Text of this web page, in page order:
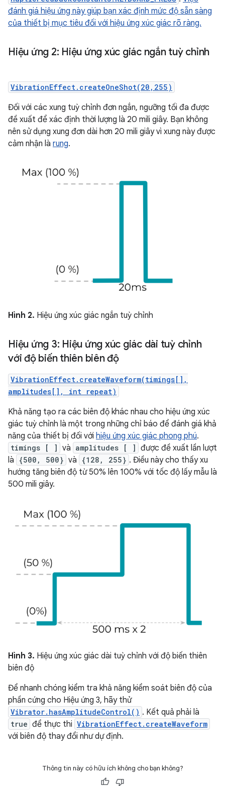
đánh giá hiệu ứng này giúp bạn xác định mức độ sẵn sàng
của thiết bị mục tiêu đối với hiệu ứng xúc giác rõ ràng.
Hiệu ứng 2: Hiệu ứng xúc giác ngắn tuỳ chỉnh
VibrationEffect.createOneShot(20,255)
Đối với các xung tuỳ chỉnh đơn ngắn, ngưỡng tối đa được
đề xuất để xác định thời lượng là 20 mili giây. Bạn không
nên sử dụng xung đơn dài hơn 20 mili giây vì xung này được
cảm nhận là rung.
Hình 2. Hiệu ứng xúc giác ngắn tuỳ chỉnh
Hiệu ứng 3: Hiệu ứng xúc giác dài tuỳ chỉnh
với độ biến thiên biên độ
VibrationEffect.createWaveform(timings[],
amplitudes[], int repeat)
Khả năng tạo ra các biên độ khác nhau cho hiệu ứng xúc
giác tuỳ chỉnh là một trong những chỉ báo để đánh giá khả
năng của thiết bị đối với hiệu ứng xúc giác phong phú.
timings [ ] và amplitudes [ ] được đề xuất lần lượt
là
{500, 500} và {128, 255} . Điều này cho thấy xu
hướng tăng biên độ từ 50% lên 100% với tốc độ lấy mẫu là
500 mili giây.
Hình 3. Hiệu ứng xúc giác dài tuỳ chỉnh với độ biến thiên
biên độ
Để nhanh chóng kiểm tra khả năng kiểm soát biên độ của
phần cứng cho Hiệu ứng 3, hãy thử
Vibrator.hasAmplitudeControl() . Kết quả phải là
true để thực thi VibrationEffect.createWaveform
với biên độ thay đổi như dự định.
Thông tin này có hữu ích không cho bạn không?